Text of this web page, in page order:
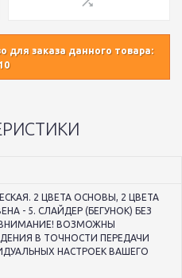
для заказа данного товара:
10
2 ЦВЕТА ОСНОВЫ, 2 ЦВЕТА
- 5. СЛАЙДЕР (БЕГУНОК) БЕЗ
ВНИМАНИЕ! ВОЗМОЖНЫ
В ТОЧНОСТИ ПЕРЕДАЧИ
НАСТРОЕК ВАШЕГО